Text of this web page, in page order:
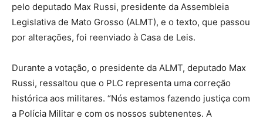
pelo deputado Max Russi, presidente da Assembleia
Legislativa de Mato Grosso (ALMT), e o texto, que passou
por alterações, foi reenviado à Casa de Leis.
Durante a votação, o presidente da ALMT, deputado Max
Russi, ressaltou que o PLC representa uma correção
histórica aos militares. “Nós estamos fazendo justiça com
a Polícia Militar e com os nossos subtenentes. A